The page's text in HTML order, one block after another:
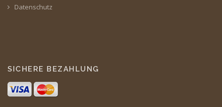
Datenschutz
SICHERE BEZAHLUNG